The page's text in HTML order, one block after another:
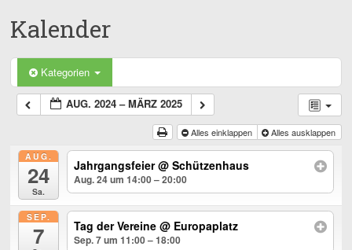
Kalender
Kategorien
AUG. 2024 – MÄRZ 2025
Alles einklappen Alles ausklappen
AUG.
24
Sa.
Jahrgangsfeier@ Schützenhaus
Aug. 24 um 14:00 – 20:00
SEP.
7 Tag der Vereine @ Europaplatz
Sep. 7 um 11:00 – 18:00